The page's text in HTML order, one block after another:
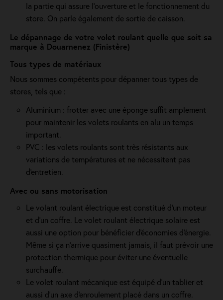
la partie qui assure l’ouverture et le fonctionnement du
store. On parle également de sortie de caisson.
Le dépannage de votre volet roulant quelle que soit sa
marque à Douarnenez (Finistère)
Tous types de matériaux
Nous sommes compétents pour dépanner tous types de
stores, tels que :
Aluminium : frotter avec une éponge suffit amplement
pour maintenir les volets roulants en alu un temps
important.
PVC : les volets roulants sont très résistants aux
variations de températures et ne nécessitent pas
d'entretien.
Avec ou sans motorisation
Le volant roulant électrique est constitué d’un moteur
et d’un coffre. Le volet roulant électrique solaire est
aussi une option pour bénéficier d'économies d'énergie.
Même si ça n'arrive quasiment jamais, il faut prévoir une
protection thermique pour éviter une éventuelle
surchauffe.
Le volet roulant mécanique est équipé d'un tablier et
aussi d'un axe d'enroulement placé dans un coffre.